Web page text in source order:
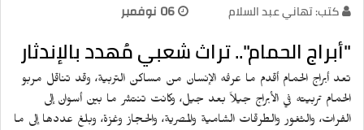
كتب: تهاني عبد السلام
"أبراج الحمام".. تراث شعبي مُهدد بالإندثار
تعد أبراج الحمام أقدم ما عرفه الإنسان من مساكن التربية، وقد تناقل مربو
الحمام تربيته في الأبراج جيلاً بعد جيل، وكانت تنتشر ما بين أسوان إلى
الفرات، والثغور والطرقات الشامية والمصرية، والحجاز وغزة، وبلغ عددها إلى ما